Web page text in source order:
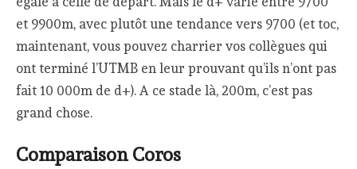
et 9900m, avec plutôt une tendance vers 9700 (et toc,
maintenant, vous pouvez charrier vos collègues qui
ont terminé l’UTMB en leur prouvant qu’ils n’ont pas
fait 10 000m de d+). A ce stade là, 200m, c’est pas
grand chose.
Comparaison Coros